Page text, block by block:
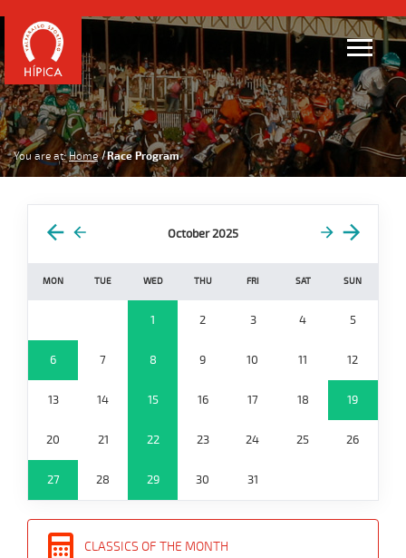
You are at: Home Race Program
October 2025
MON TUE WED THU FRI SAT SUN
1 2 3 4 5
6 7 8 9 10 11 12
13 14 15 16 17 18 19
20 21 22 23 24 25 26
27 28 29 30 31
CLASSICS OF THE MONTH